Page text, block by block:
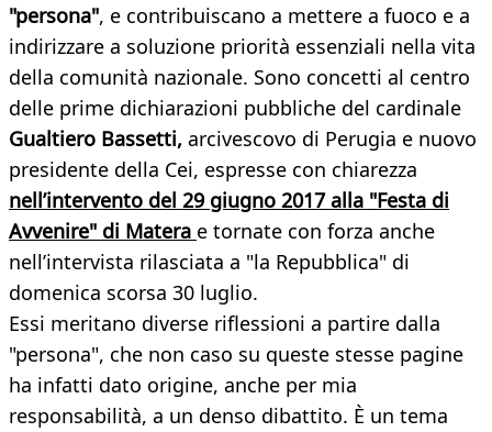
"persona", e contribuiscano a mettere a fuoco e a
indirizzare a soluzione priorità essenziali nella vita
della comunità nazionale. Sono concetti al centro
delle prime dichiarazioni pubbliche del cardinale
Gualtiero Bassetti, arcivescovo di Perugia e nuovo
presidente della Cei, espresse con chiarezza
nell’intervento del 29 giugno 2017 alla "Festa di
Avvenire" di Matera e tornate con forza anche
nell’intervista rilasciata a "la Repubblica" di
domenica scorsa 30 luglio.
Essi meritano diverse riflessioni a partire dalla
"persona", che non caso su queste stesse pagine
ha infatti dato origine, anche per mia
responsabilità, a un denso dibattito. È un tema